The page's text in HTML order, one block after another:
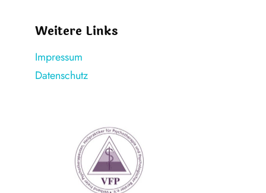
Weitere Links
Impressum
Datenschutz